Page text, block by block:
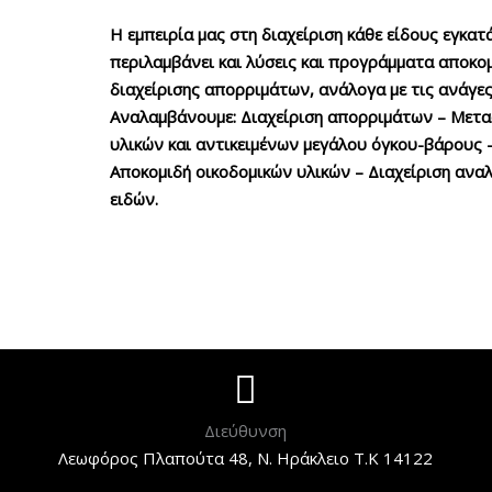
Η εμπειρία μας στη διαχείριση κάθε είδους
περιλαμβάνει και λύσεις και προγράμματα
διαχείρισης απορριμάτων, ανάλογα με τις
Αναλαμβάνουμε: Διαχείριση απορριμάτων –
υλικών και αντικειμένων μεγάλου όγκου-βάρους
Αποκομιδή οικοδομικών υλικών – Διαχείριση
ειδών.
Διεύθυνση
Λεωφόρος Πλαπούτα 48, Ν. Ηράκλειο Τ.Κ 14122